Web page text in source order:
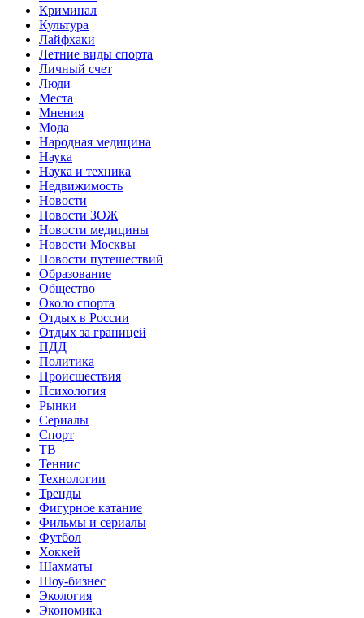
Криминал
Культура
Лайфхаки
Летние виды спорта
Личный счет
Люди
Места
Мнения
Мода
Народная медицина
Наука
Наука и техника
Недвижимость
Новости
Новости ЗОЖ
Новости медицины
Новости Москвы
Новости путешествий
Образование
Общество
Около спорта
Отдых в России
Отдых за границей
ПДД
Политика
Происшествия
Психология
Рынки
Сериалы
Спорт
ТВ
Теннис
Технологии
Тренды
Фигурное катание
Фильмы и сериалы
Футбол
Хоккей
Шахматы
Шоу-бизнес
Экология
Экономика